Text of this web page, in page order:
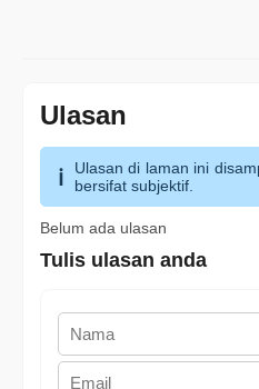
Ulasan
Ulasan di laman ini
bersifat subjektif.
Belum ada ulasan
Tulis ulasan anda